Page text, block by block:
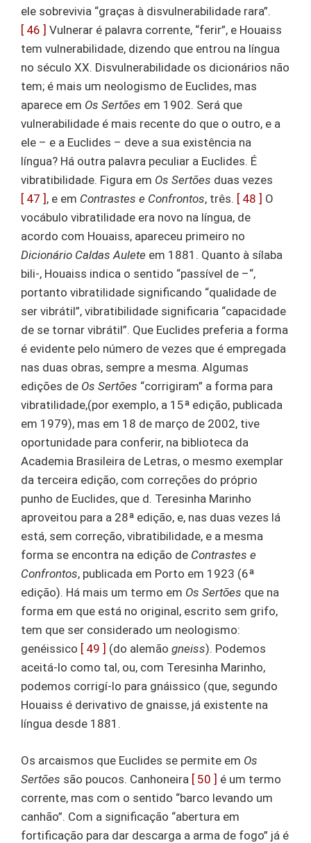
ele sobrevivia “graças à disvulnerabilidade rara”.
[ 46 ] Vulnerar é palavra corrente, “ferir”, e Houaiss
tem vulnerabilidade, dizendo que entrou na língua
no século XX. Disvulnerabilidade os dicionários não
tem; é mais um neologismo de Euclides, mas
aparece em Os Sertões em 1902. Será que
vulnerabilidade é mais recente do que o outro, e a
ele – e a Euclides – deve a sua existência na
língua? Há outra palavra peculiar a Euclides. É
vibratibilidade. Figura em Os Sertões duas vezes
[ 47 ] , e em Contrastes e Confrontos, três. [ 48 ] O
vocábulo vibratilidade era novo na língua, de
acordo com Houaiss, apareceu primeiro no
Dicionário Caldas Aulete em 1881. Quanto à sílaba
bili-, Houaiss indica o sentido “passível de –“,
portanto vibratilidade significando “qualidade de
ser vibrátil”, vibratibilidade significaria “capacidade
de se tornar vibrátil”. Que Euclides preferia a forma
é evidente pelo número de vezes que é empregada
nas duas obras, sempre a mesma. Algumas
edições de Os Sertões “corrigiram” a forma para
vibratilidade,(por exemplo, a 15ª edição, publicada
em 1979), mas em 18 de março de 2002, tive
oportunidade para conferir, na biblioteca da
Academia Brasileira de Letras, o mesmo exemplar
da terceira edição, com correções do próprio
punho de Euclides, que d. Teresinha Marinho
aproveitou para a 28ª edição, e, nas duas vezes lá
está, sem correção, vibratibilidade, e a mesma
forma se encontra na edição de Contrastes e
Confrontos, publicada em Porto em 1923 (6ª
edição). Há mais um termo em Os Sertões que na
forma em que está no original, escrito sem grifo,
tem que ser considerado um neologismo:
genéissico [ 49 ] (do alemão gneiss). Podemos
aceitá-lo como tal, ou, com Teresinha Marinho,
podemos corrigí-lo para gnáissico (que, segundo
Houaiss é derivativo de gnaisse, já existente na
língua desde 1881.
Os arcaismos que Euclides se permite em Os
Sertões são poucos. Canhoneira [ 50 ] é um termo
corrente, mas com o sentido “barco levando um
canhão”. Com a significação “abertura em
fortificação para dar descarga a arma de fogo” já é